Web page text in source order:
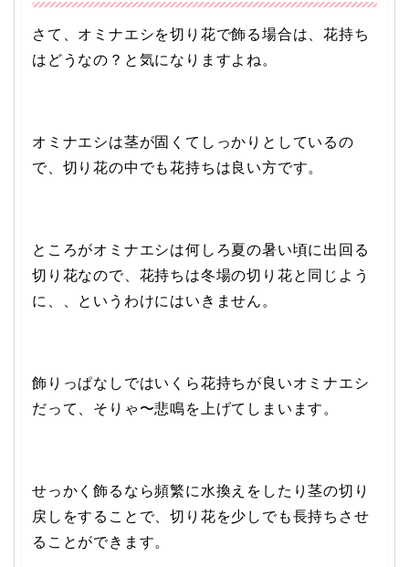
さて、オミナエシを切り花で飾る場合は、花持ち
はどうなの？と気になりますよね。
オミナエシは茎が固くてしっかりとしているの
で、切り花の中でも花持ちは良い方です。
ところがオミナエシは何しろ夏の暑い頃に出回る
切り花なので、花持ちは冬場の切り花と同じよう
に、、というわけにはいきません。
飾りっぱなしではいくら花持ちが良いオミナエシ
だって、そりゃ〜悲鳴を上げてしまいます。
せっかく飾るなら頻繁に水換えをしたり茎の切り
戻しをすることで、切り花を少しでも長持ちさせ
ることができます。